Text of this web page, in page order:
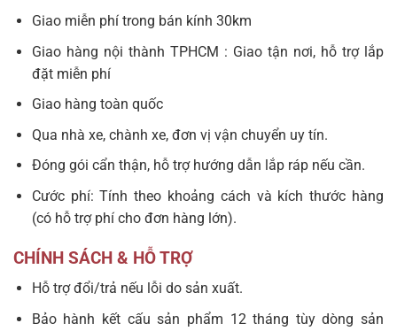
Giao miễn phí trong bán kính 30km
Giao hàng nội thành TPHCM : Giao tận nơi, hỗ trợ lắp
đặt miễn phí
Giao hàng toàn quốc
Qua nhà xe, chành xe, đơn vị vận chuyển uy tín.
Đóng gói cẩn thận, hỗ trợ hướng dẫn lắp ráp nếu cần.
Cước phí: Tính theo khoảng cách và kích thước hàng
(có hỗ trợ phí cho đơn hàng lớn).
CHÍNH SÁCH & HỖ TRỢ
Hỗ trợ đổi/trả nếu lỗi do sản xuất.
Bảo hành kết cấu sản phẩm 12 tháng tùy dòng sản